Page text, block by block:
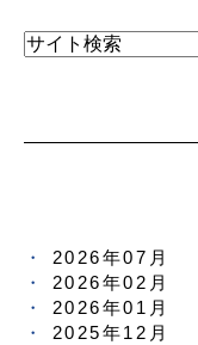
2026年07月
2026年02月
2026年01月
2025年12月